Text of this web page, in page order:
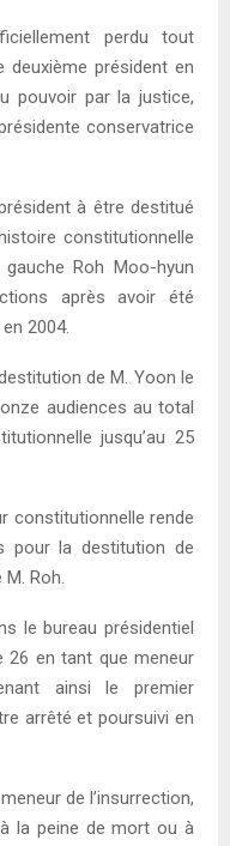
perdu tout
deuxième président en
pouvoir par la justice,
conservatrice
à être destitué
constitutionnelle
Roh Moo-hyun
après avoir été
2004.
de M. Yoon le
audiences au total
jusqu’au 25
constitutionnelle rende
pour la destitution de
Roh.
le bureau présidentiel
26 en tant que meneur
ainsi le premier
arrêté et poursuivi en
de l’insurrection,
la peine de mort ou à